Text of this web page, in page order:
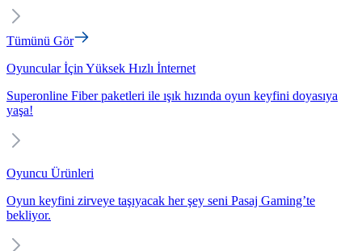
Tümünü Gör
Oyuncular İçin Yüksek Hızlı İnternet
Superonline Fiber paketleri ile ışık hızında oyun keyfini doyasıya
yaşa!
Oyuncu Ürünleri
Oyun keyfini zirveye taşıyacak her şey seni Pasaj Gaming’te
bekliyor.